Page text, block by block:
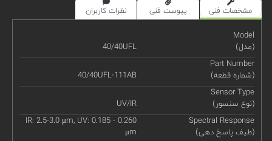
مشخصات فنی پیوست فنی نظرات کاربران
Model
(مدل)
40/40UFL
Part Number
(شماره قطعه)
40/40UFL-111AB
Sensor Type
(نوع سنسور)
UV/IR
Spectral Response
(طیف پاسخ دهی)
IR: 2.5-3.0 μm, UV: 0.185 - 0.260
μm